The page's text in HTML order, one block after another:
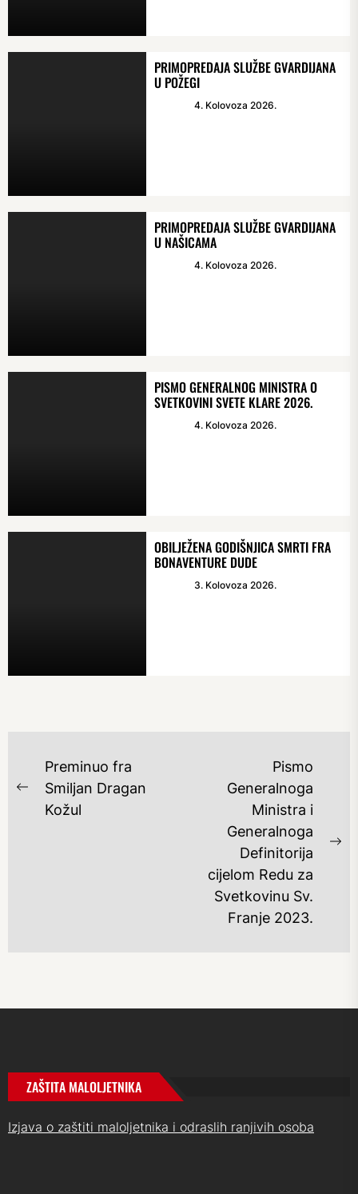
PRIMOPREDAJA SLUŽBE GVARDIJANA
U POŽEGI
4. Kolovoza 2026.
PRIMOPREDAJA SLUŽBE GVARDIJANA
U NAŠICAMA
4. Kolovoza 2026.
PISMO GENERALNOG MINISTRA O
SVETKOVINI SVETE KLARE 2026.
4. Kolovoza 2026.
OBILJEŽENA GODIŠNJICA SMRTI FRA
BONAVENTURE DUDE
3. Kolovoza 2026.
NAVIGACIJA
OBJAVA
Previous
post:
Preminuo fra
Smiljan Dragan
Kožul
Pismo
Generalnoga
Ministra i
Generalnoga
Definitorija
cijelom Redu za
Svetkovinu Sv.
Franje 2023.
ZAŠTITA MALOLJETNIKA
Izjava o zaštiti maloljetnika i odraslih ranjivih osoba